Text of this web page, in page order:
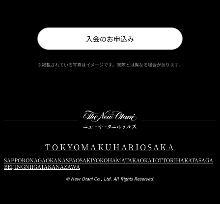
入会のお申込み
※掲載されている写真はイメージです。実際とは異なる場合があります。
TOKYOMAKUHARIOSAKA
SAPPORONAGAOKANASPAOSAKIYOKOHAMATAKAOKATOTTORIHAKATASAGA
BEIJINGNIIGATAKANAZAWA
© New Otani Co., Ltd. All Rights Reserved.